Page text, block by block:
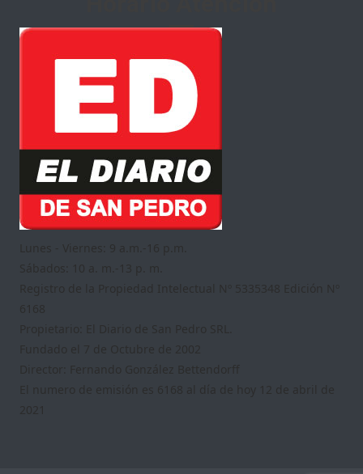
Lunes - Viernes: 9 a.m.-16 p.m.
Sábados: 10 a. m.-13 p. m.
Registro de la Propiedad Intelectual Nº 5335348 Edición Nº
6168
Propietario: El Diario de San Pedro SRL.
Fundado el 7 de Octubre de 2002
Director: Fernando González Bettendorff
El numero de emisión es 6168 al día de hoy 12 de abril de
2021